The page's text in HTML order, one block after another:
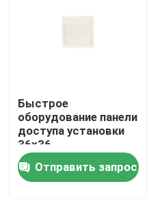
Продукты
О нас
Быстрое
оборудование панели
доступа установки
36x36
Отправить запрос